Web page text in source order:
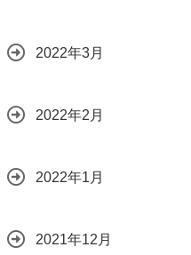
2022年3月
2022年2月
2022年1月
2021年12月